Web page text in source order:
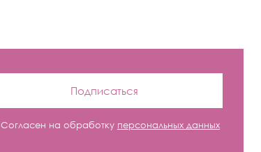
Подписаться
Согласен на обработку персональных данных